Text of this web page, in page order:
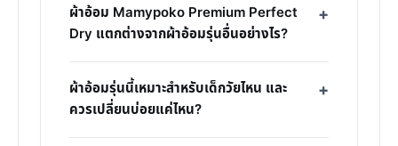
ผ้าอ้อม Mamypoko Premium Perfect
Dry แตกต่างจากผ้าอ้อมรุ่นอื่นอย่างไร?
ผ้าอ้อมรุ่นนี้เหมาะสำหรับเด็กวัยไหน และ
ควรเปลี่ยนบ่อยแค่ไหน?